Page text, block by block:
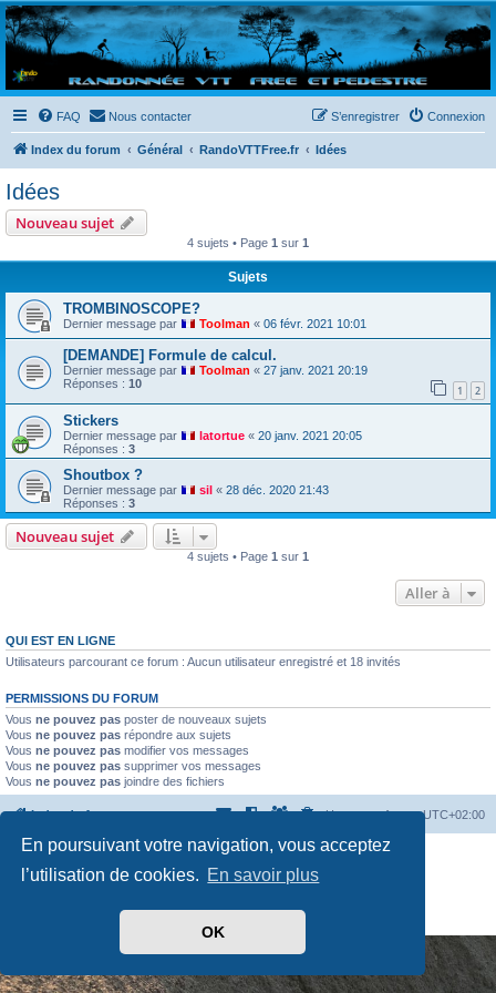
En poursuivant votre navigation, vous acceptez
l’utilisation de cookies. En savoir plus
OK
Randovttfree.fr
Bienvenue sur le site des randos vtt et pédestre de Bretagne . Bonne navigation sur le site
et bonnes randos dans l'Ouest !
FAQ Nous contacter Connexion
S’enregistrer
Index du forum Général RandoVTTFree.fr Idées
Idées
Nouveau sujet
4 sujets • Page 1 sur 1
Sujets
TROMBINOSCOPE?
Dernier message par Toolman « 06 févr. 2021 10:01
[DEMANDE] Formule de calcul.
Dernier message par Toolman « 27 janv. 2021 20:19
Réponses : 10 1 2
Stickers
Dernier message par latortue « 20 janv. 2021 20:05
Réponses : 3
Shoutbox ?
Dernier message par sil « 28 déc. 2020 21:43
Réponses : 3
Nouveau sujet
4 sujets • Page 1 sur 1
Aller à
QUI EST EN LIGNE
Utilisateurs parcourant ce forum : Aucun utilisateur enregistré et 18 invités
PERMISSIONS DU FORUM
Vous ne pouvez pas poster de nouveaux sujets
Vous ne pouvez pas répondre aux sujets
Vous ne pouvez pas modifier vos messages
Vous ne pouvez pas supprimer vos messages
Vous ne pouvez pas joindre des fichiers
Index du forum Heures au formatUTC+02:00
Développé parphpBB ® Forum Software © phpBB Limited
Traduit parphpBB-fr.com
Confidentialité|Conditions